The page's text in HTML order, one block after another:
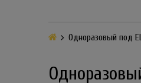
Одноразовый под